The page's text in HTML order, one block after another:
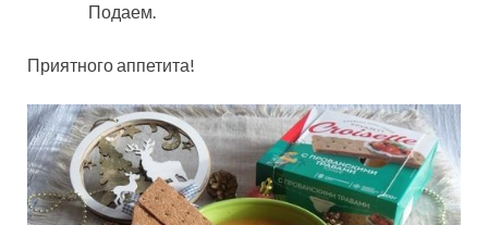
Подаем.
Приятного аппетита!